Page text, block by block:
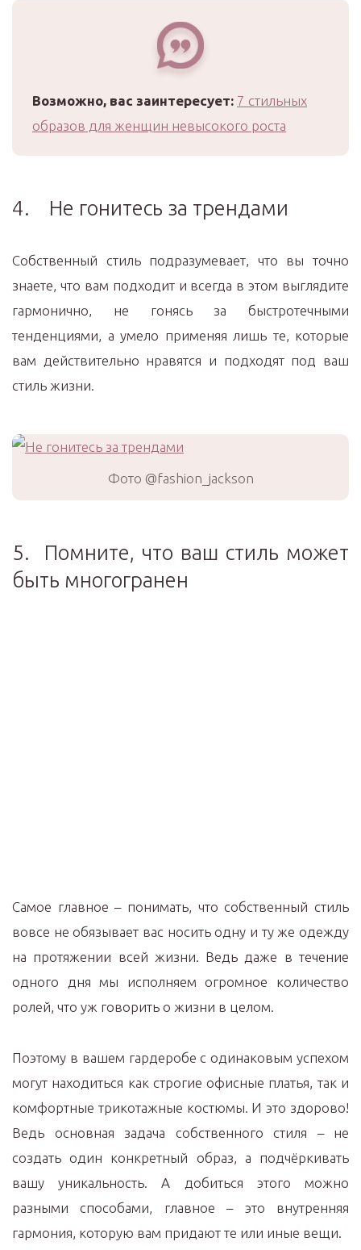
Возможно, вас заинтересует: 7 стильных
образов для женщин невысокого роста
4. Не гонитесь за трендами
Собственный стиль подразумевает, что вы точно
знаете, что вам подходит и всегда в этом выглядите
гармонично, не гонясь за быстротечными
тенденциями, а умело применяя лишь те, которые
вам действительно нравятся и подходят под ваш
стиль жизни.
Фото @fashion_jackson
5. Помните, что ваш стиль может
быть многогранен
Самое главное – понимать, что собственный стиль
вовсе не обязывает вас носить одну и ту же одежду
на протяжении всей жизни. Ведь даже в течение
одного дня мы исполняем огромное количество
ролей, что уж говорить о жизни в целом.
Поэтому в вашем гардеробе с одинаковым успехом
могут находиться как строгие офисные платья, так и
комфортные трикотажные костюмы. И это здорово!
Ведь основная задача собственного стиля – не
создать один конкретный образ, а подчёркивать
вашу уникальность. А добиться этого можно
разными способами, главное – это внутренняя
гармония, которую вам придают те или иные вещи.